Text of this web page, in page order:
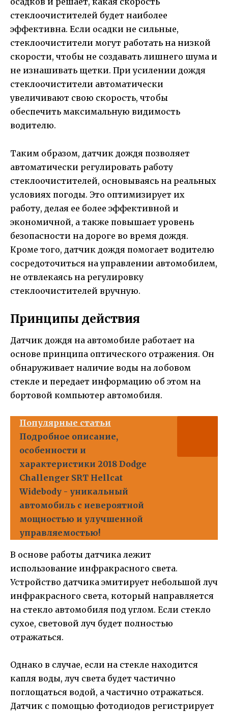
стеклоочистителей будет наиболее
эффективна. Если осадки не сильные,
стеклоочистители могут работать на низкой
скорости, чтобы не создавать лишнего шума и
не изнашивать щетки. При усилении дождя
стеклоочистители автоматически
увеличивают свою скорость, чтобы
обеспечить максимальную видимость
водителю.
Таким образом, датчик дождя позволяет
автоматически регулировать работу
стеклоочистителей, основываясь на реальных
условиях погоды. Это оптимизирует их
работу, делая ее более эффективной и
экономичной, а также повышает уровень
безопасности на дороге во время дождя.
Кроме того, датчик дождя помогает водителю
сосредоточиться на управлении автомобилем,
не отвлекаясь на регулировку
стеклоочистителей вручную.
Принципы действия
Датчик дождя на автомобиле работает на
основе принципа оптического отражения. Он
обнаруживает наличие воды на лобовом
стекле и передает информацию об этом на
бортовой компьютер автомобиля.
Популярные статьи
Подробное описание,
особенности и
характеристики 2018 Dodge
Challenger SRT Hellcat
Widebody - уникальный
автомобиль с невероятной
мощностью и улучшенной
управляемостью!
В основе работы датчика лежит
использование инфракрасного света.
Устройство датчика эмитирует небольшой луч
инфракрасного света, который направляется
на стекло автомобиля под углом. Если стекло
сухое, световой луч будет полностью
отражаться.
Однако в случае, если на стекле находится
капля воды, луч света будет частично
поглощаться водой, а частично отражаться.
Датчик с помощью фотодиодов регистрирует